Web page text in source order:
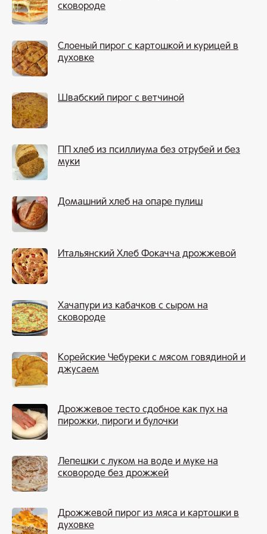
сковороде
Слоеный пирог с картошкой и курицей в
духовке
Швабский пирог с ветчиной
ПП хлеб из псиллиума без отрубей и без
муки
Домашний хлеб на опаре пулиш
Итальянский Хлеб Фокачча дрожжевой
Хачапури из кабачков с сыром на
сковороде
Корейские Чебуреки с мясом говядиной и
джусаем
Дрожжевое тесто сдобное как пух на
пирожки, пироги и булочки
Лепешки с луком на воде и муке на
сковороде без дрожжей
Дрожжевой пирог из мяса и картошки в
духовке